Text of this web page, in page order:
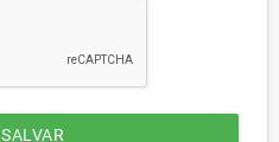
SALVAR